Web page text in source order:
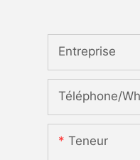
Entreprise
Téléphone/
Teneur